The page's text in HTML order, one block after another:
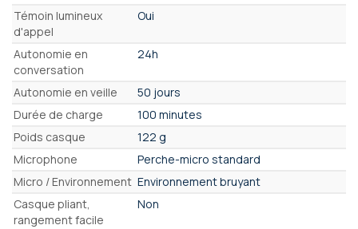
Témoin lumineux
d'appel
Oui
Autonomie en
conversation
24h
Autonomie en veille
50 jours
Durée de charge
100 minutes
Poids casque
122 g
Microphone
Perche-micro standard
Micro / Environnement Environnement bruyant
Casque pliant,
rangement facile
Non